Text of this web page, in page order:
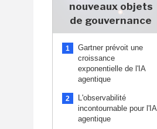
nouveaux objets
de gouvernance
1
Gartner prévoit une
croissance
exponentielle de l'IA
agentique
2
L'observabilité
incontournable pour l'IA
agentique